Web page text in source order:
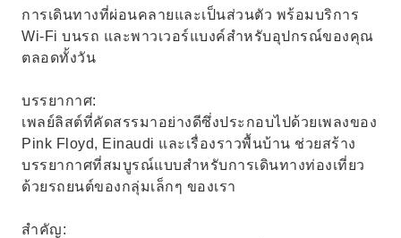
การเดินทางที่ผ่อนคลายและเป็นส่วนตัว พร้อมบริการ
Wi-Fi บนรถ และพาวเวอร์แบงค์สำหรับอุปกรณ์ของคุณ
ตลอดทั้งวัน
บรรยากาศ:
เพลย์ลิสต์ที่คัดสรรมาอย่างดีซึ่งประกอบไปด้วยเพลงของ
Pink Floyd, Einaudi และเรื่องราวพื้นบ้าน ช่วยสร้าง
บรรยากาศที่สมบูรณ์แบบสำหรับการเดินทางท่องเที่ยว
ด้วยรถยนต์ของกลุ่มเล็กๆ ของเรา
สำคัญ: